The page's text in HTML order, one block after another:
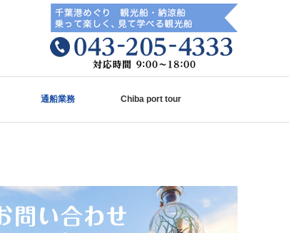
通船業務 Chiba port tour